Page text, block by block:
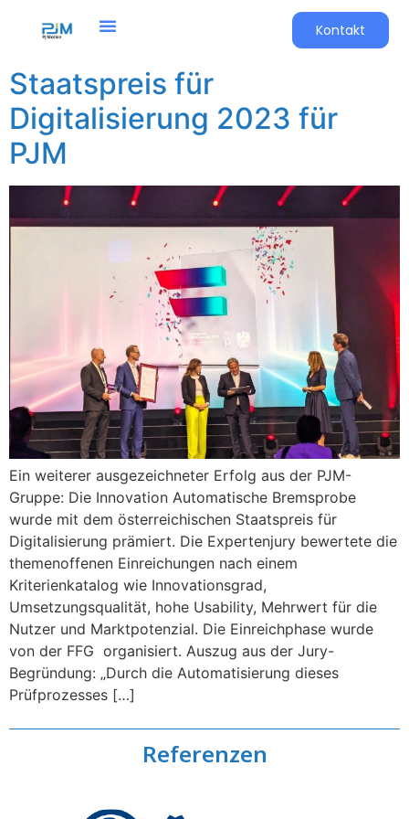
Kontakt
Staatspreis für
Digitalisierung 2023 für
PJM
Ein weiterer ausgezeichneter Erfolg aus der PJM-
Gruppe: Die Innovation Automatische Bremsprobe
wurde mit dem österreichischen Staatspreis für
Digitalisierung prämiert. Die Expertenjury bewertete die
themenoffenen Einreichungen nach einem
Kriterienkatalog wie Innovationsgrad,
Umsetzungsqualität, hohe Usability, Mehrwert für die
Nutzer und Marktpotenzial. Die Einreichphase wurde
von der FFG organisiert. Auszug aus der Jury-
Begründung: „Durch die Automatisierung dieses
Prüfprozesses […]
Referenzen